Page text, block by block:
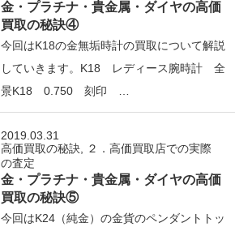
金・プラチナ・貴金属・ダイヤの高価
買取の秘訣④
今回はK18の金無垢時計の買取について解説
していきます。K18 レディース腕時計 全
景K18 0.750 刻印 …
2019.03.31
高価買取の秘訣
２．高価買取店での実際
の査定
金・プラチナ・貴金属・ダイヤの高価
買取の秘訣⑤
今回はK24（純金）の金貨のペンダントトッ